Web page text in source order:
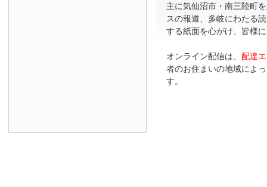
主に気仙沼市・南三陸町
スの報道、多岐にわたる
する紙面を心がけ、皆様
オンライン配信は、 配達
者のお住まいの地域によ
す。